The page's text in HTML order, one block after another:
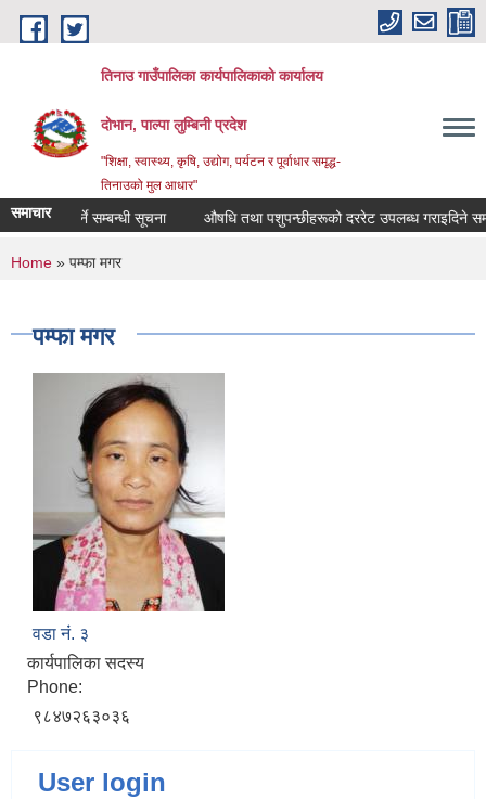
Skip to main content
तिनाउ गाउँपालिका कार्यपालिकाकाे कार्यालय
दोभान, पाल्पा लुम्बिनी प्रदेश
"शिक्षा, स्वास्थ्य, कृषि, उद्योग, पर्यटन र पूर्वाधार समृद्ध-
तिनाउको मुल आधार"
समाचार
दररेट पेश गर्ने सम्बन्धी सूचना औषधि तथा पशुपन्छीहरूको दररेट उपलब्ध गराइदिने
You are here
Home » पम्फा मगर
पम्फा मगर
वडा नंं. ३
कार्यपालिका सदस्य
Phone:
९८४७२६३०३६
User login